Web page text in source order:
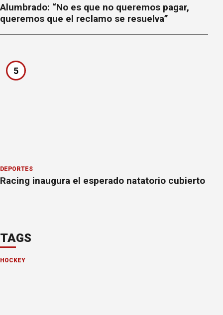
Alumbrado: “No es que no queremos pagar,
queremos que el reclamo se resuelva”
5
DEPORTES
Racing inaugura el esperado natatorio cubierto
TAGS
HOCKEY